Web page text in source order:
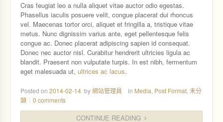
Cras feugiat leo a nulla aliquet vitae auctor odio egestas.
Phasellus iaculis posuere velit, congue placerat dui rhoncus
vel. Maecenas tortor orci, aliquet et fringilla a, tristique vitae
metus. Nunc dignissim varius ante, eget pellentesque felis
congue ac. Donec placerat adipiscing sapien id consequat.
Donec nec auctor nisl. Curabitur hendrerit ultricies ligula ac
blandit. Praesent non vulputate turpis. In est nibh, fermentum
eget malesuada ut, ultrices ac lacus.
Posted on 2014-02-14 by網站管理員 in Media Post Format 未分
類
0 comments
CONTINUE READING